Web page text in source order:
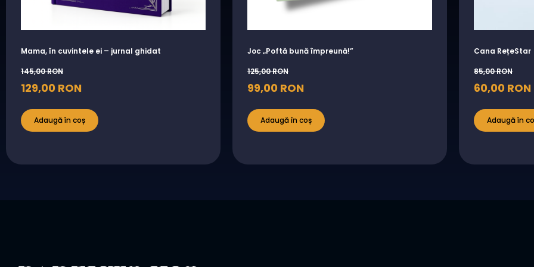
Mama, în cuvintele ei – jurnal ghidat
145,00RON
129,00 RON
Adaugă în coș
Joc „Poftă bună împreună!”
125,00RON
99,00 RON
Adaugă în coș
Cana RețeStar
85,00RON
60,00 RON
Adaugă în